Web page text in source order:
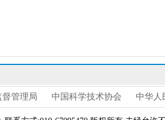
督管理局 中国科学技术协会 中华人